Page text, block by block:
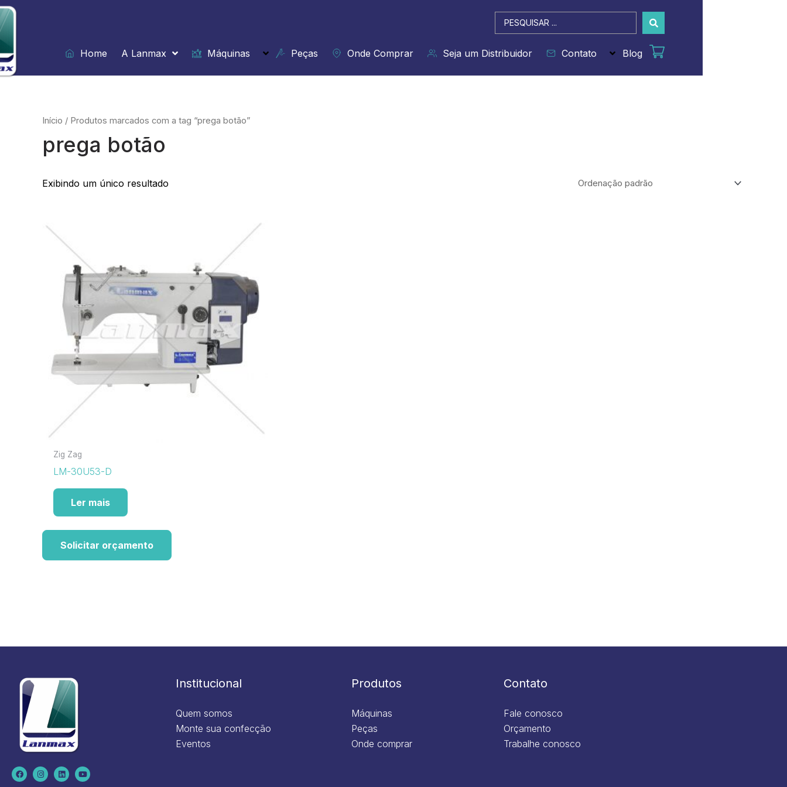
Ir
para
o
conteúdo
Pesquisar
...
Home
A Lanmax Máquinas Peças Onde Comprar Seja um Distribuidor Contato Blog
Início / Produtos marcados com a tag “prega botão”
prega botão
Exibindo um único resultado
Zig Zag
LM-30U53-D
Ler mais
Solicitar orçamento
F
a
c
I
n
s
L
i
n
Y
o
u
Institucional
Quem somos
Monte sua confecção
Eventos
Produtos
Máquinas
Peças
Onde comprar
Contato
Fale conosco
Orçamento
Trabalhe conosco